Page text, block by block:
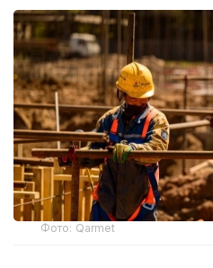
Фото: Qarmet